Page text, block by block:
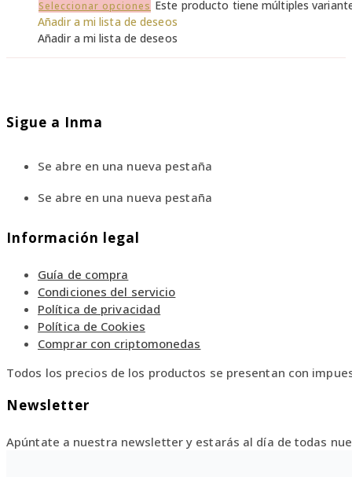
Seleccionar opciones Este producto tiene múltiples
Añadir a mi lista de deseos
Añadir a mi lista de deseos
Sigue a Inma
Se abre en una nueva pestaña
Se abre en una nueva pestaña
Información legal
Guía de compra
Condiciones del servicio
Política de privacidad
Política de Cookies
Comprar con criptomonedas
Todos los precios de los productos se presentan con
Newsletter
Apúntate a nuestra newsletter y estarás al día de todas